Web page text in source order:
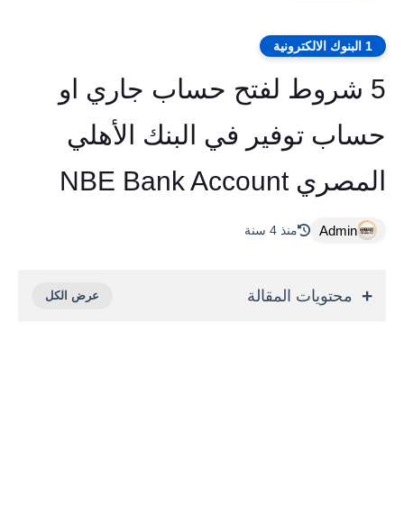
1 البنوك الالكترونية
5 شروط لفتح حساب جاري او
حساب توفير في البنك الأهلي
المصري NBE Bank Account
Admin منذ 4 سنة
محتويات المقالة